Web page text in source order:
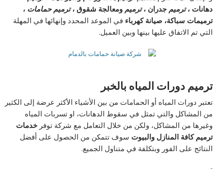
دهانات ،ترميم جدران ،ترميم ومعالجة شقوق ،ترميم حمامات ،
ترميمات سباكة، صيانة كهرباء في الموعد المحدد وإنهائها في المهلة
التي تم الاتفاق عليها بينها وبين العميل.
ترميم دورات المياه بالخبر
تعتبر دورات المياه أو الحمامات من بين الأشياء الأكثر عرضة إلى الكثير
من المشاكل والتي تمثل في سقوط الدهانات، او تسربات المياه
وغيرها من المشاكل، ولكن من خلال التعامل مع شركة توفرخدمات
ترميم كافة المنازل والبيوت سوف تتمكن من الحصول على أفضل
النتائج على الفور وبتكلفة في متناول الجميع.